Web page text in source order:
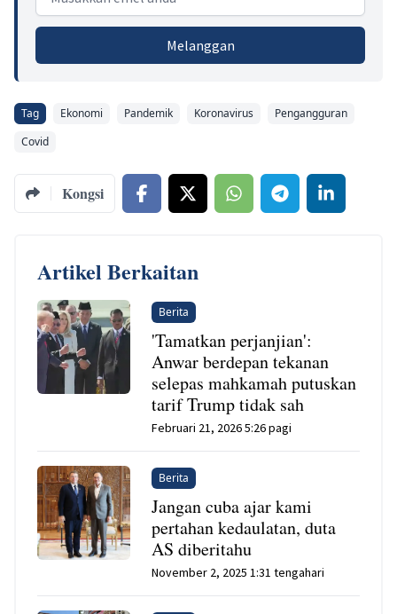
Melanggan
Tag Ekonomi Pandemik Koronavirus
Pengangguran
Covid
Kongsi
Artikel Berkaitan
Berita
'Tamatkan perjanjian':
Anwar berdepan tekanan
selepas mahkamah putuskan
tarif Trump tidak sah
Februari 21, 2026 5:26 pagi
Berita
Jangan cuba ajar kami
pertahan kedaulatan, duta
AS diberitahu
November 2, 2025 1:31 tengahari